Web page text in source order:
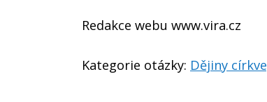
Redakce webu www.vira.cz
Kategorie otázky: Dějiny